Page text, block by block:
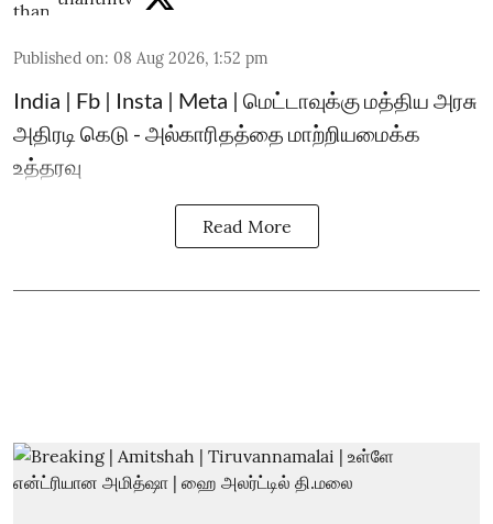
Published on: 08 Aug 2026, 1:52 pm
India | Fb | Insta | Meta | மெட்டாவுக்கு மத்திய அரசு
அதிரடி கெடு - அல்காரிதத்தை மாற்றியமைக்க
உத்தரவு
Read More